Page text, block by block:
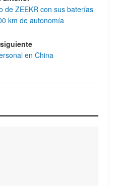
de ZEEKR con sus baterías
km de autonomía
en China